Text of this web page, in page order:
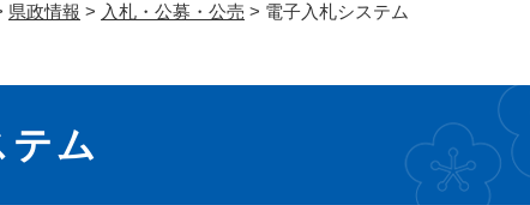
県政情報 > 入札・公募・公売 > 電子入札システム
テム